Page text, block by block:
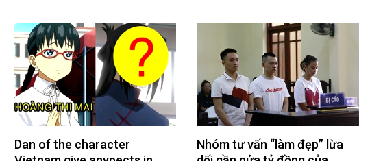
Dan of the character
Nhóm tư vấn “làm đẹp” lừa